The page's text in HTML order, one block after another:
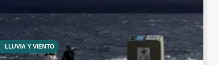
LLUVIA Y VIENTO